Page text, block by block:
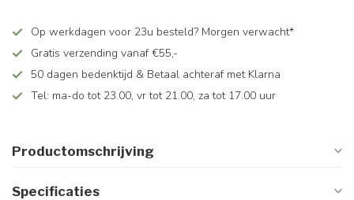
Op werkdagen voor 23u besteld? Morgen verwacht*
Gratis verzending vanaf €55,-
50 dagen bedenktijd & Betaal achteraf met Klarna
Tel: ma-do tot 23.00, vr tot 21.00, za tot 17.00 uur
Productomschrijving
Specificaties